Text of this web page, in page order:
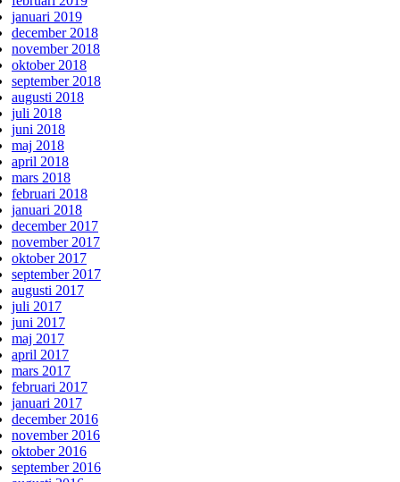
januari 2019
december 2018
november 2018
oktober 2018
september 2018
augusti 2018
juli 2018
juni 2018
maj 2018
april 2018
mars 2018
februari 2018
januari 2018
december 2017
november 2017
oktober 2017
september 2017
augusti 2017
juli 2017
juni 2017
maj 2017
april 2017
mars 2017
februari 2017
januari 2017
december 2016
november 2016
oktober 2016
september 2016